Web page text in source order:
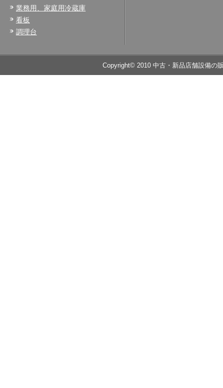
業務用、家庭用冷蔵庫
看板
調理台
Copyright© 2010 中古・新品店舗設備の